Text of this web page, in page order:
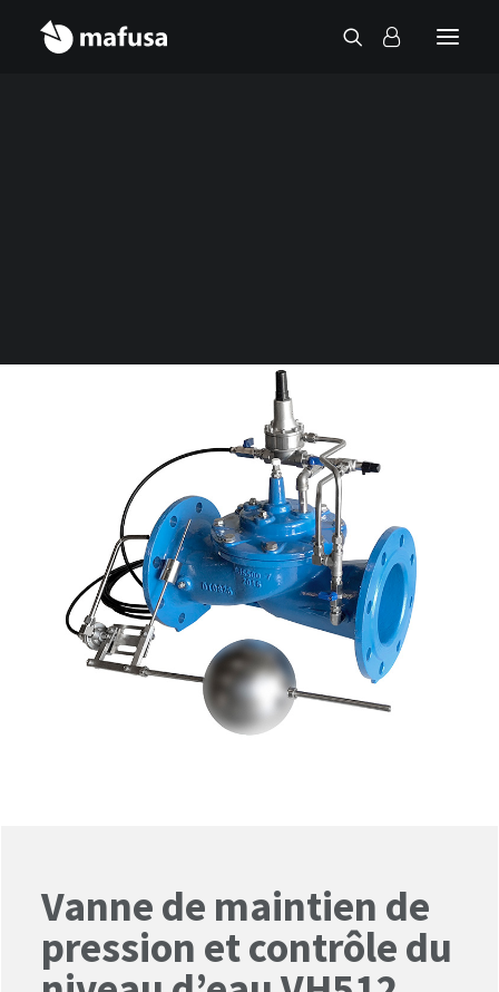
Vanne de maintien de
pression et contrôle du